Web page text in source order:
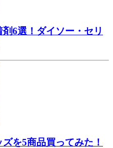
剤6選！ダイソー・セリ
を5商品買ってみた！